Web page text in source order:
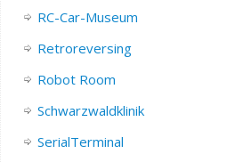
RC-Car-Museum
Retroreversing
Robot Room
Schwarzwaldklinik
SerialTerminal